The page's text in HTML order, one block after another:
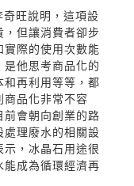
旺說明，這項設
但讓消費者卻步
際的使用次數能
他思考商品化的
再利用等等，都
品化非常不容
會朝向創業的路
理廢水的相關設
，冰晶石用途很
成為循環經濟再